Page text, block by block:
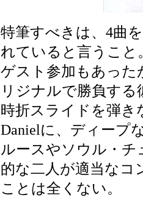
特筆すべきは、4曲
れていると言うこと
ゲスト参加もあった
リジナルで勝負す
時折スライドを弾
Danielに、ディープ
ルースやソウル・チ
的な二人が適当なコ
ことは全くない。